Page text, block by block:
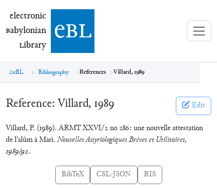
electronic Babylonian Library (eBL)
electronic
Babylonian
Library ebl
eBL Bibliography References Villard, 1989
Reference: Villard, 1989 Edit
Villard, P. (1989). ARMT XXVI/2 no 286: une nouvelle attestation
de l’alûm à Mari. Nouvelles Assyriologiques Brèves et Utilitaires,
1989/92.
BibTeX CSL-JSON RIS